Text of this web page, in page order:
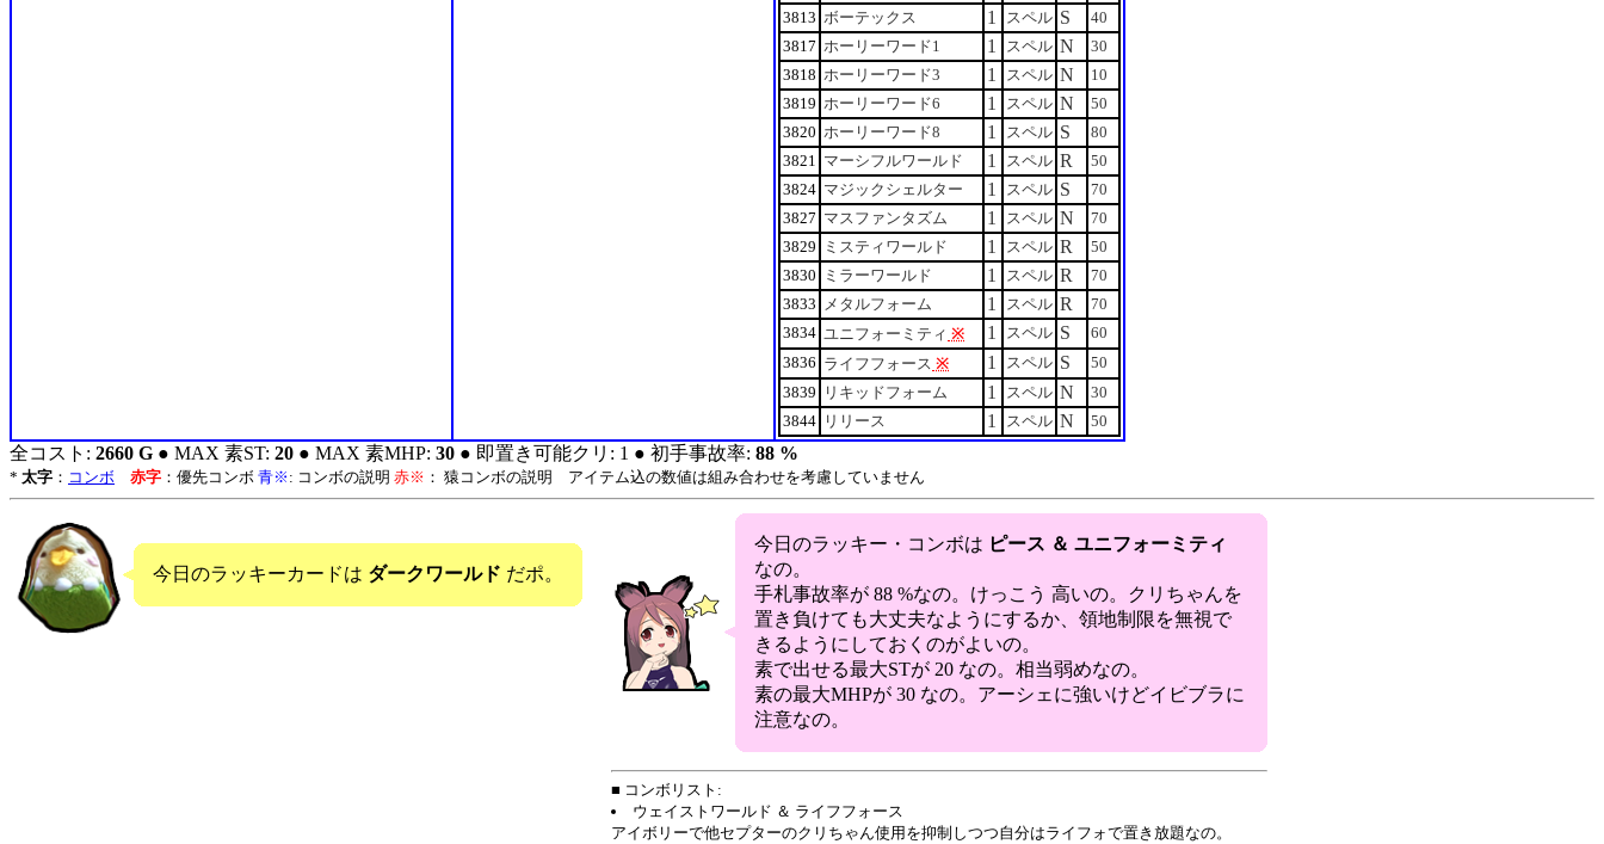
3813 ボーテックス 1 スペル S
40
3817 ホーリーワード1 1 スペル N
30
3818 ホーリーワード3 1 スペル N
10
3819 ホーリーワード6 1 スペル N
50
3820 ホーリーワード8 1 スペル S
80
3821 マーシフルワールド 1 スペル R
50
3824 マジックシェルター 1 スペル S
70
3827 マスファンタズム 1 スペル N
70
3829
ミスティワールド 1 スペル R
50
3830
ミラーワールド 1 スペル R
70
3833 メタルフォーム 1 スペル R
70
3834 ユニフォーミティ ※ 1 スペル S
60
3836 ライフフォース ※ 1 スペル S
50
3839
リキッドフォーム 1 スペル N
30
3844 リリース 1 スペル N 50
全コスト: 2660 G ● MAX 素ST: 20 ● MAX 素MHP: 30 ● 即置き可能クリ: 1 ● 初手事故率: 88 %
* 太字 ： コンボ 赤字 ：優先コンボ 青※ : コンボの説明 赤※ ： 猿コンボの説明 アイテム込の数値は組み合わせを考慮していません
今日のラッキーカードは ダークワールド だポ。
今日のラッキー・コンボは ピース ＆ ユニフォーミティ
なの。
手札事故率が 88 %なの。けっこう 高いの。クリちゃんを
置き負けても大丈夫なようにするか、領地制限を無視で
きるようにしておくのがよいの。
素で出せる最大STが 20 なの。相当弱めなの。
素の最大MHPが 30 なの。アーシェに強いけどイビブラに
注意なの。
■ コンボリスト:
ウェイストワールド ＆ ライフフォース
アイボリーで他セプターのクリちゃん使用を抑制しつつ自分はライフォで置き放題なの。